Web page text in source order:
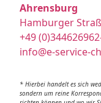
Ahrensburg
Hamburger
+49
info@e-service-
* Hierbei handelt es sich
sondern um reine